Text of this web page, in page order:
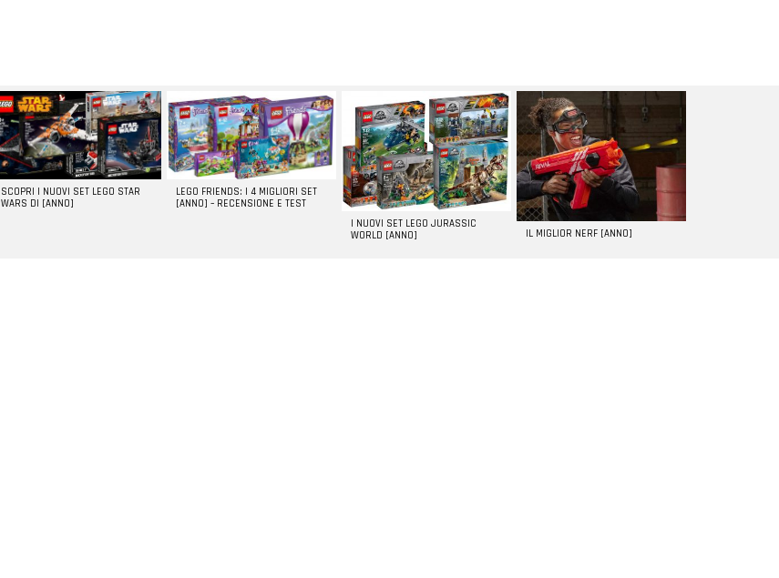
SCOPRI I NUOVI SET LEGO STAR
WARS DI [ANNO]
LEGO FRIENDS: I 4 MIGLIORI SET
[ANNO] – RECENSIONE E TEST
I NUOVI SET LEGO JURASSIC
WORLD [ANNO]
IL MIGLIOR NERF [ANNO]